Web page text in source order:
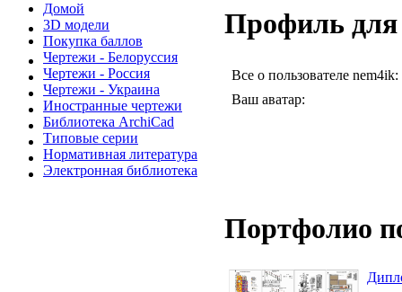
Домой
3D модели
Покупка баллов
Чертежи - Белоруссия
Чертежи - Россия
Чертежи - Украина
Иностранные чертежи
Библиотека ArchiCad
Типовые серии
Нормативная литература
Электронная библиотека
Профиль
Все о пользователе nem4ik:
Ваш аватар:
Портфолио